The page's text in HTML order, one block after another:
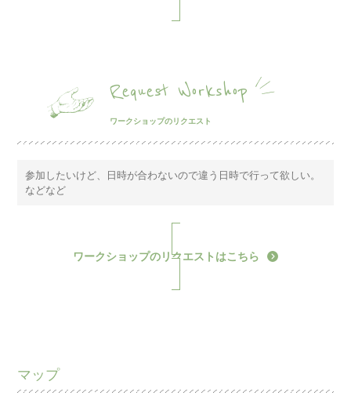
Request Workshop
ワークショップのリクエスト
参加したいけど、日時が合わないので違う日時で行って欲しい。
などなど
ワークショップのリクエストはこちら
マップ